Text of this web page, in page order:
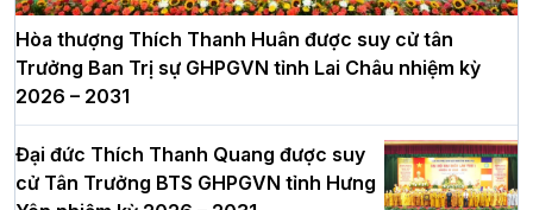
Hòa thượng Thích Thanh Huân được suy cử tân
Trưởng Ban Trị sự GHPGVN tỉnh Lai Châu nhiệm kỳ
2026 – 2031
Đại đức Thích Thanh Quang được suy
cử Tân Trưởng BTS GHPGVN tỉnh Hưng